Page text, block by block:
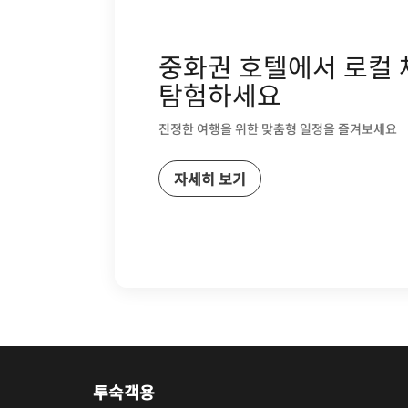
중화권 호텔에서 로컬
탐험하세요
진정한 여행을 위한 맞춤형 일정을 즐겨보세요
자세히 보기
투숙객용